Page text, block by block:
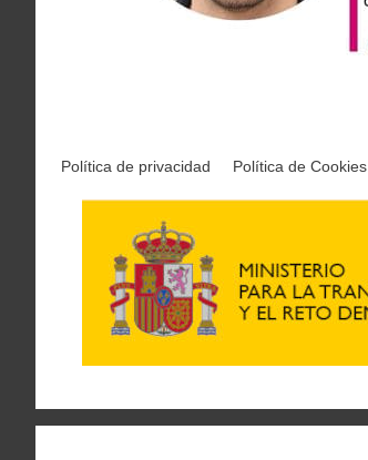
Política de privacidad Política de Cookies